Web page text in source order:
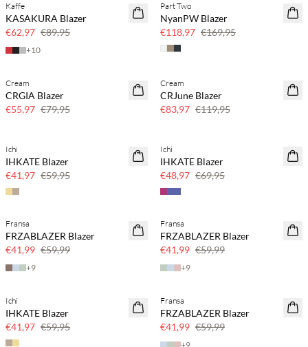
SAVE20
Kaffe
KASAKURA Blazer
€62,97 €89,95
+10
SAVE20
30% korting
Part Two
NyanPW Blazer
€118,97 €169,95
SAVE20
Cream
CRGIA Blazer
€55,97 €79,95
SAVE20
Cream
CRJune Blazer
€83,97 €119,95
SAVE20
Ichi
IHKATE Blazer
€41,97 €59,95
SAVE20
Ichi
IHKATE Blazer
€48,97 €69,95
SAVE20
Fransa
FRZABLAZER Blazer
€41,99 €59,99
+9
SAVE20
Fransa
FRZABLAZER Blazer
€41,99 €59,99
+9
SAVE20
Ichi
IHKATE Blazer
€41,97 €59,95
SAVE20
Fransa
FRZABLAZER Blazer
€41,99 €59,99
+9